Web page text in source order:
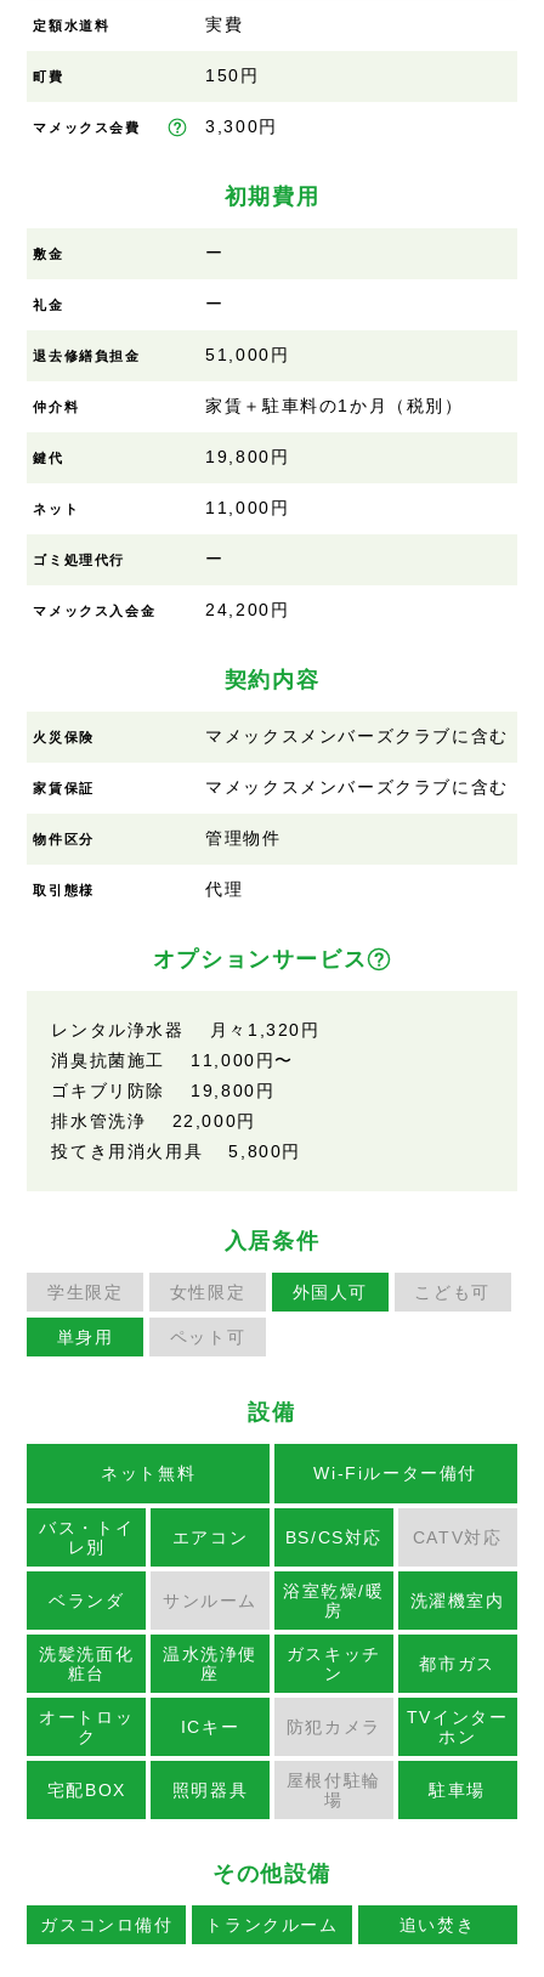
定額水道料 実費
町費 150円
マメックス会費 3,300円
初期費用
敷金 ー
礼金 ー
退去修繕負担金 51,000円
仲介料 家賃＋駐車料の1か月（税別）
鍵代 19,800円
ネット 11,000円
ゴミ処理代行 ー
マメックス入会金 24,200円
契約内容
火災保険 マメックスメンバーズクラブに含む
家賃保証 マメックスメンバーズクラブに含む
物件区分 管理物件
取引態様 代理
オプションサービス
レンタル浄水器 月々 1,320円
消臭抗菌施工 11,000円 〜
ゴキブリ防除 19,800円
排水管洗浄 22,000円
投てき用消火用具5,800円
入居条件
学生限定 女性限定 外国人可 こども可
単身用 ペット可
設備
ネット無料 Wi-Fiルーター備付
バス・トイ
レ別
エアコン BS/CS対応 CATV対応
ベランダ サンルーム
浴室乾燥/暖
房
洗濯機室内
洗髪洗面化
粧台
温水洗浄便
座
ガスキッチ
ン
都市ガス
オートロッ
ク
ICキー 防犯カメラ
TVインター
ホン
宅配BOX 照明器具
屋根付駐輪
場
駐車場
その他設備
ガスコンロ備付 トランクルーム 追い焚き